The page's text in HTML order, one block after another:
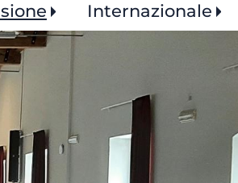
Internazionale